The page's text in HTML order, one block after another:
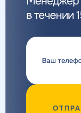
в течении